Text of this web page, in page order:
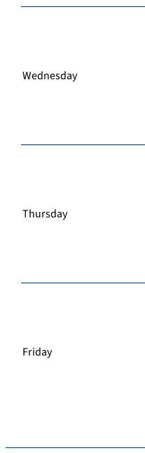
Wednesday
Thursday
Friday